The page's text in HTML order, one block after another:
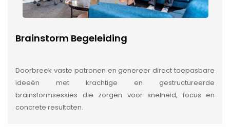
Brainstorm Begeleiding
Doorbreek vaste patronen en genereer direct toepasbare
ideeën met krachtige en gestructureerde
brainstormsessies die zorgen voor snelheid, focus en
concrete resultaten.